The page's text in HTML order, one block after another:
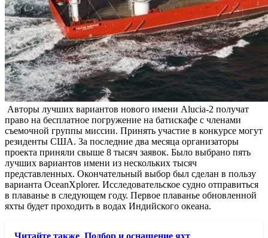
Авторы лучших вариантов нового имени Alucia-2 получат
право на бесплатное погружение на батискафе с членами
съемочной группы миссии. Принять участие в конкурсе могут
резиденты США. За последние два месяца организаторы
проекта приняли свыше 8 тысяч заявок. Было выбрано пять
лучших вариантов имени из нескольких тысяч
представленных. Окончательный выбор был сделан в пользу
варианта OceanXplorer. Исследовательское судно отправиться
в плаванье в следующем году. Первое плаванье обновленной
яхты будет проходить в водах Индийского океана.